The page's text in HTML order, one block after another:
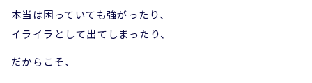
本当は困っていても強がったり、
イライラとして出てしまったり、
だからこそ、